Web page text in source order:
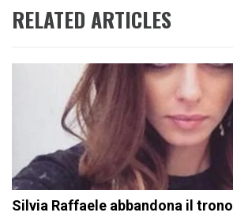
RELATED ARTICLES
Silvia Raffaele abbandona il trono